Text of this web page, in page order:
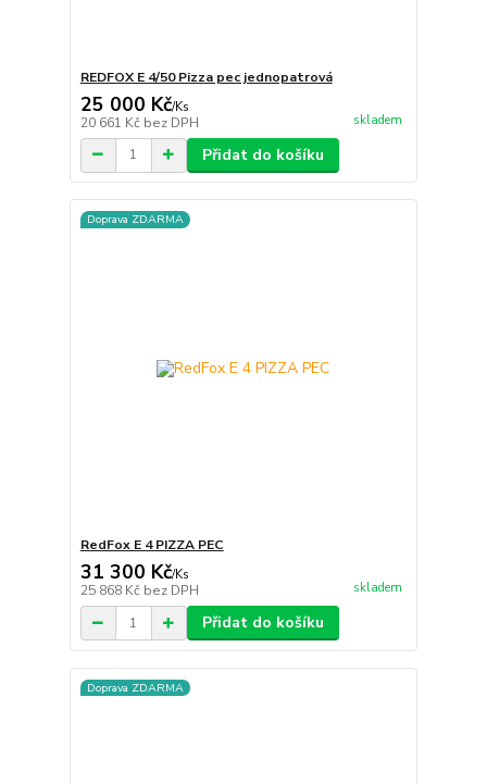
REDFOX E 4/50 Pizza pec jednopatrová
25 000 Kč/Ks
20 661 Kč bez DPH skladem
Přidat do košíku
Doprava ZDARMA
RedFox E 4 PIZZA PEC
31 300 Kč/Ks
25 868 Kč bez DPH skladem
Přidat do košíku
Doprava ZDARMA